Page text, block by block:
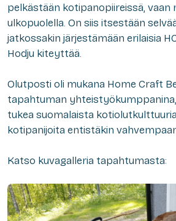
pelkästään kotipanopiireissä, vaan
ulkopuolella. On siis itsestään
jatkossakin järjestämään erilaisia
Hodju kiteyttää.
Olutposti oli mukana Home Craft
tapahtuman
tukea suomalaista
kotipanijoita entistäkin
Katso kuvagalleria tapahtumasta: